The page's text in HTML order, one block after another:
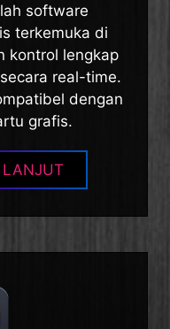
software
terkemuka di
kontrol lengkap
real-time.
dengan
grafis.
LANJUT